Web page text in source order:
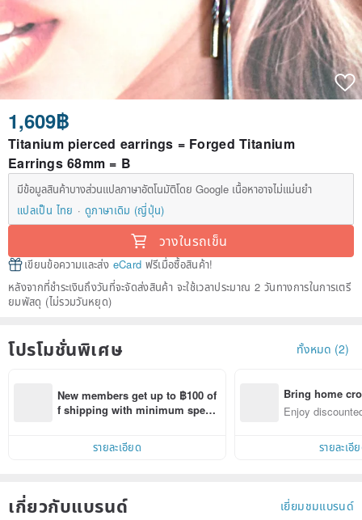
1,609฿
Titanium pierced earrings = Forged Titanium
Earrings 68mm = B
มีข้อมูลสินค้าบางส่วนแปลภาษาอัตโนมัติโดย Google เนื้อหาอาจไม่แม่นยำ
แปลเป็น ไทย
ดูภาษาเดิม (ญี่ปุ่น)
วางในรถเข็น
เขียนข้อความและส่ง eCard ฟรีเมื่อซื้อสินค้า!
หลังจากที่ชำระเงินถึงวันที่จะจัดส่งสินค้า จะใช้เวลาประมาณ 2 วันทางการในการเตรี
ยมพัสดุ (ไม่รวมวันหยุด)
โปรโมชั่นพิเศษ ทั้งหมด (2)
New members get up to ฿100 of
f shipping with minimum spen
within 7 days!
รายละเอียด
Bring home
n with ease
Enjoy
รายละเอี
เกี่ยวกับแบรนด์ เยี่ยมชมแบรนด์